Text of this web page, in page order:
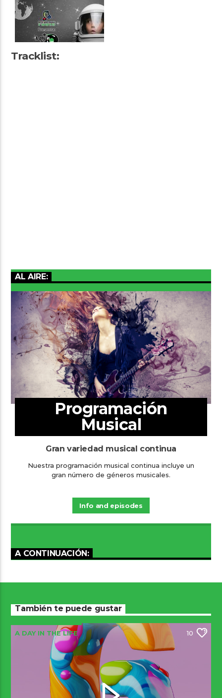
Tracklist:
AL AIRE:
Programación
Musical
Gran variedad musical continua
Nuestra programación musical continua incluye un
gran número de géneros musicales.
Info and episodes
A CONTINUACIÓN:
También te puede gustar
A DAY IN THE LIFE 10